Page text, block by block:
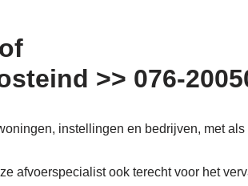
>> 076-
instellingen en bedrijven, met
afvoerspecialist ook terecht voor het